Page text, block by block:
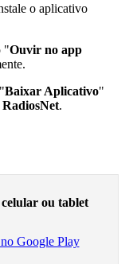
o aplicativo
"Ouvir no app
Baixar Aplicativo"
RadiosNet.
ou tablet